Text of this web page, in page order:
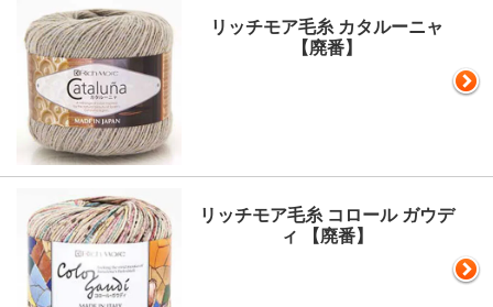
リッチモア毛糸 カタルーニャ
【廃番】
リッチモア毛糸 コロール ガウデ
ィ 【廃番】